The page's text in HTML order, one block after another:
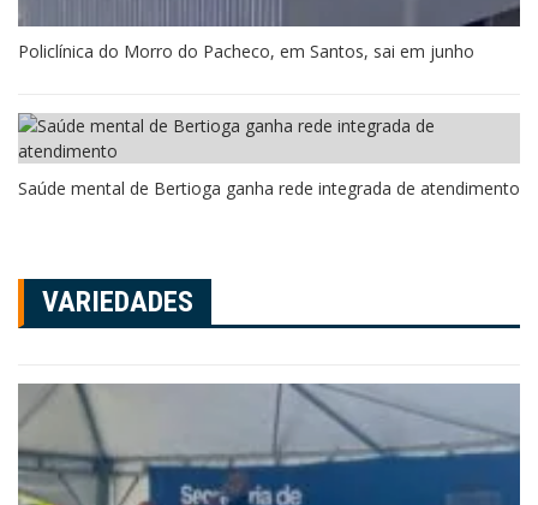
Policlínica do Morro do Pacheco, em Santos, sai em junho
Saúde mental de Bertioga ganha rede integrada de atendimento
VARIEDADES